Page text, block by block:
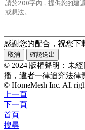
感謝您的配合，祝您下
取消 確認送出
© 2024 版權聲明：未
播，違者一律追究法律
© HomeMesh Inc. All
上一頁
下一頁
首頁
搜尋